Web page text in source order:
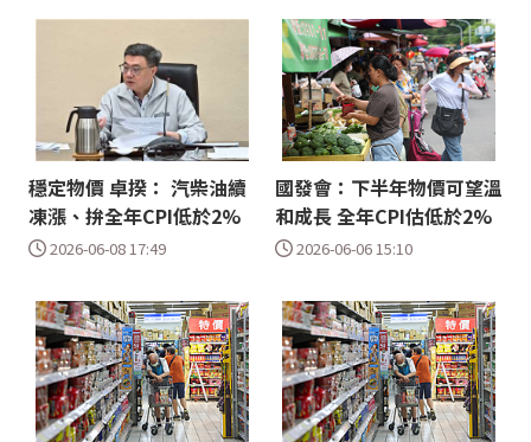
穩定物價 卓揆： 汽柴油續
凍漲、拚全年CPI低於2%
2026-06-08 17:49
國發會：下半年物價可望溫
和成長 全年CPI估低於2%
2026-06-06 15:10